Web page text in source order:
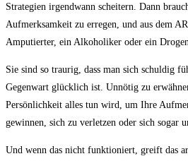
Strategien irgendwann scheitern. Dann
Aufmerksamkeit zu erregen, und aus dem
Amputierter, ein Alkoholiker oder ein
Sie sind so traurig, dass man sich schuldig
Gegenwart glücklich ist. Unnötig zu
Persönlichkeit alles tun wird, um Ihre
gewinnen, sich zu verletzen oder sich sogar
Und wenn das nicht funktioniert, greift das